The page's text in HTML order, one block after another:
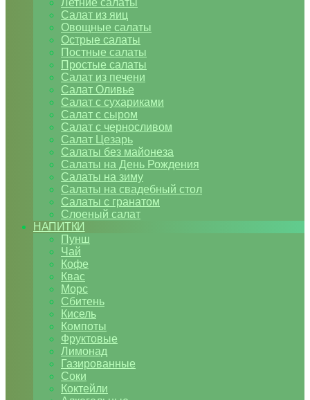
Летние салаты
Салат из яиц
Овощные салаты
Острые салаты
Постные салаты
Простые салаты
Салат из печени
Салат Оливье
Салат с сухариками
Салат с сыром
Салат с черносливом
Салат Цезарь
Салаты без майонеза
Салаты на День Рождения
Салаты на зиму
Салаты на свадебный стол
Салаты с гранатом
Слоеный салат
НАПИТКИ
Пунш
Чай
Кофе
Квас
Морс
Сбитень
Кисель
Компоты
Фруктовые
Лимонад
Газированные
Соки
Коктейли